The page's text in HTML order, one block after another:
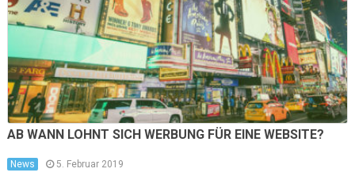
AB WANN LOHNT SICH WERBUNG FÜR EINE WEBSITE?
News 5. Februar 2019